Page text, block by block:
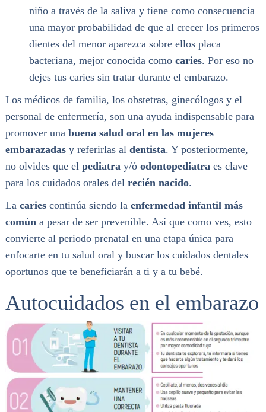
niño a través de la saliva y tiene como consecuencia
una mayor probabilidad de que al crecer los primeros
dientes del menor aparezca sobre ellos placa
bacteriana, mejor conocida como caries. Por eso no
dejes tus caries sin tratar durante el embarazo.
Los médicos de familia, los obstetras, ginecólogos y el
personal de enfermería, son una ayuda indispensable para
promover una buena salud oral en las mujeres
embarazadasy referirlas al dentista. Y posteriormente,
no olvides que el pediatra y/ó odontopediatra es clave
para los cuidados orales del recién nacido.
La cariescontinúa siendo la enfermedad infantil más
común a pesar de ser prevenible. Así que como ves, esto
convierte al periodo prenatal en una etapa única para
enfocarte en tu salud oral y buscar los cuidados dentales
oportunos que te beneficiarán a ti y a tu bebé.
Autocuidados en el embarazo